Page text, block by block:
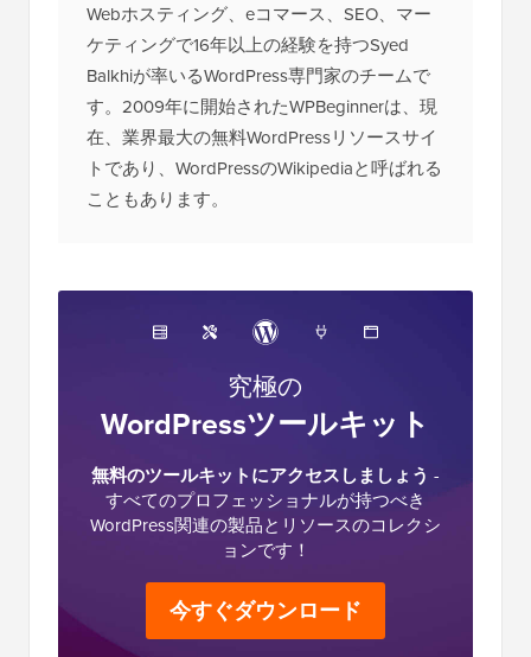
Webホスティング、eコマース、SEO、マー
ケティングで16年以上の経験を持つSyed
Balkhiが率いるWordPress専門家のチームで
す。2009年に開始されたWPBeginnerは、現
在、業界最大の無料WordPressリソースサイ
トであり、WordPressのWikipediaと呼ばれる
こともあります。
究極の
WordPressツールキット
無料のツールキットにアクセスしましょう -
すべてのプロフェッショナルが持つべき
WordPress関連の製品とリソースのコレクシ
ョンです！
今すぐダウンロード